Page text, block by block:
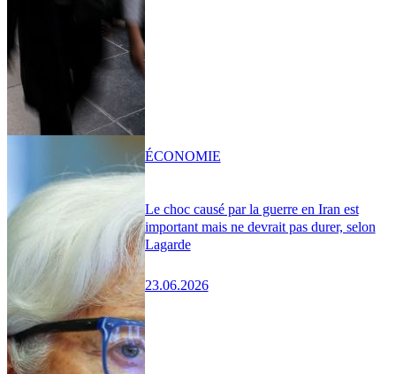
Le choc causé par la guerre en Iran est
important mais ne devrait pas durer, selon
Lagarde
23.06.2026
ÉCONOMIE